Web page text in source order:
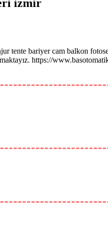
izmir
tente bariyer cam balkon
https://